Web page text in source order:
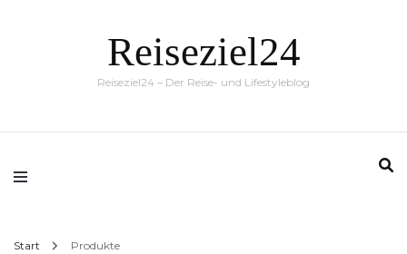
Reiseziel24
Reiseziel24 – Der Reise- und Lifestyleblog
Start Produkte